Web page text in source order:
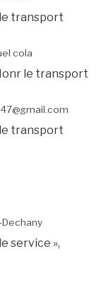
transport
cola
le transport
transport
service »,